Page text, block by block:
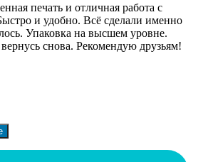
печать и отличная работа с
и удобно. Всё сделали именно
Упаковка на высшем уровне.
снова. Рекомендую друзьям!